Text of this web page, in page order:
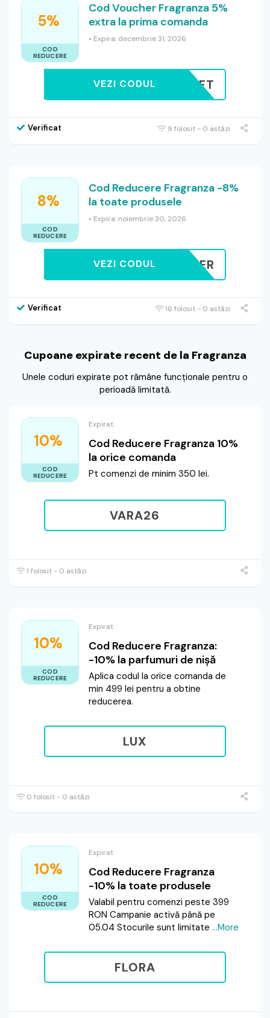
5%
COD
REDUCERE
Cod Voucher Fragranza 5%
extra la prima comanda
• Expira: decembrie 31, 2026
IRST5GIFT
VEZI CODUL
Verificat 9 folosit - 0 astăzi
8%
COD
REDUCERE
Cod Reducere Fragranza -8%
la toate produsele
• Expira: noiembrie 30, 2026
EWSLETTER
VEZI CODUL
Verificat 16 folosit - 0 astăzi
Cupoane expirate recent de la Fragranza
Unele coduri expirate pot rămâne funcționale pentru o
perioadă limitată.
10%
COD
REDUCERE
Expirat
Cod Reducere Fragranza 10%
la orice comanda
Pt comenzi de minim 350 lei.
VARA26
1 folosit - 0 astăzi
10%
COD
REDUCERE
Expirat
Cod Reducere Fragranza:
-10% la parfumuri de nișă
Aplica codul la orice comanda de
min 499 lei pentru a obtine
reducerea.
LUX
0 folosit - 0 astăzi
10%
COD
REDUCERE
Expirat
Cod Reducere Fragranza
-10% la toate produsele
Valabil pentru comenzi peste 399
RON Campanie activă până pe
05.04 Stocurile sunt limitate ...More
FLORA